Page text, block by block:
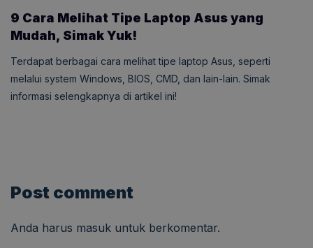
9 Cara Melihat Tipe Laptop Asus yang
Mudah, Simak Yuk!
Terdapat berbagai cara melihat tipe laptop Asus, seperti
melalui system Windows, BIOS, CMD, dan lain-lain. Simak
informasi selengkapnya di artikel ini!
Post comment
Anda harus masuk untuk berkomentar.